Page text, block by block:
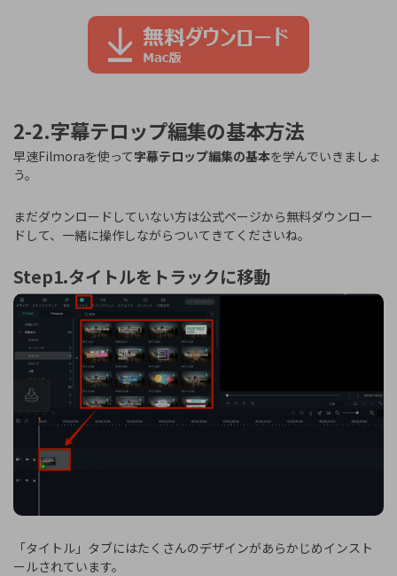
2-2.字幕テロップ編集の基本方法
早速Filmoraを使って字幕テロップ編集の基本を学んでいきましょ
う。
まだダウンロードしていない方は公式ページから無料ダウンロー
ドして、一緒に操作しながらついてきてくださいね。
Step1.タイトルをトラックに移動
「タイトル」タブにはたくさんのデザインがあらかじめインスト
ールされています。